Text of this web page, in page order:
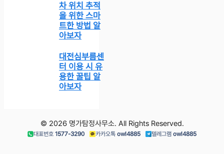
차 위치 추적
을 위한 스마
트한 방법 알
아보자
대전심부름센
터 이용 시 유
용한 꿀팁 알
아보자
© 2026 명가탐정사무소. All Rights Reserved.
대표번호 1577-3290 카카오톡 owl4885 텔레그램 owl4885